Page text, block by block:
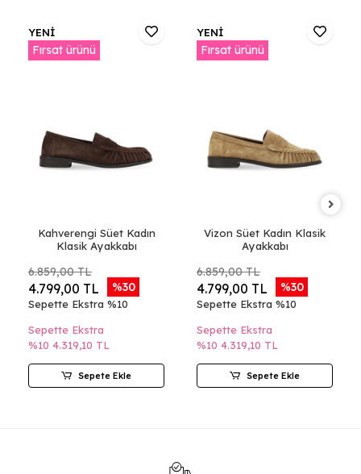
YENİ
Fırsat ürünü
Kahverengi Süet Kadın
Klasik Ayakkabı
6.859,00 TL
4.799,00 TL %30
Sepette Ekstra %10
Sepette Ekstra
%10 4.319,10 TL
Sepete Ekle
YENİ
Fırsat ürünü
Vizon Süet Kadın Klasik
Ayakkabı
6.859,00 TL
4.799,00 TL %30
Sepette Ekstra %10
Sepette Ekstra
%10 4.319,10 TL
Sepete Ekle